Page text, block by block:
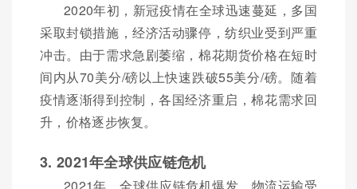
2020年初，新冠疫情在全球迅速蔓延，多国
采取封锁措施，经济活动骤停，纺织业受到严重
冲击。由于需求急剧萎缩，棉花期货价格在短时
间内从70美分/磅以上快速跌破55美分/磅。随着
疫情逐渐得到控制，各国经济重启，棉花需求回
升，价格逐步恢复。
3. 2021年全球供应链危机